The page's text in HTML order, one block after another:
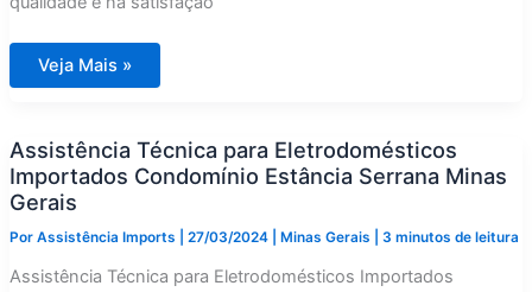
Assistência
Técnica
Condomínio
Bosque
da
Ribeira
Minas
Gerais
Veja Mais »
Assistência Técnica para Eletrodomésticos
Importados Condomínio Estância Serrana Minas
Gerais
Por Assistência Imports 27/03/2024 Minas Gerais 3 minutos de leitura
Assistência Técnica para Eletrodomésticos Importados